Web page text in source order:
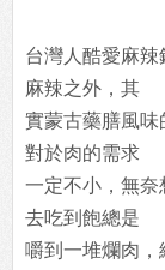
台灣人酷愛麻
麻辣之外，其
實蒙古藥膳風味
對於肉的需求
一定不小，無奈
去吃到飽總是
嚼到一堆爛肉